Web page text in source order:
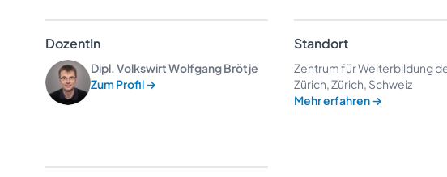
DozentIn
Dipl. Volkswirt Wolfgang Brötje
Zum Profil→
Standort
Zentrum für Weiterbildung
Zürich, Zürich, Schweiz
Mehr erfahren→